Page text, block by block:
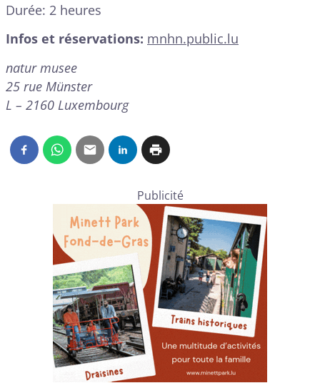
Durée: 2 heures
Infos et réservations: mnhn.public.lu
natur musee
25 rue Münster
L – 2160 Luxembourg
Publicité